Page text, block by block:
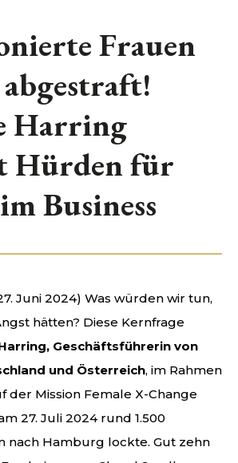
DEUTSCHLANDFrauen
Harring
Hürden für
Business
Juni 2024) Was würden wir tun,
hätten? Diese Kernfrage
Geschäftsführerin von
und Österreich, im Rahmen
der Mission Female X-Change
27. Juli 2024 rund 1.500
nach Hamburg lockte. Gut zehn